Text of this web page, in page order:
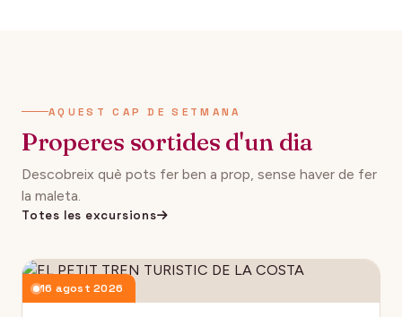
AQUEST CAP DE SETMANA
Properes sortides d'un dia
Descobreix què pots fer ben a prop, sense haver de fer
la maleta.
Totes les excursions
16 agost 2026